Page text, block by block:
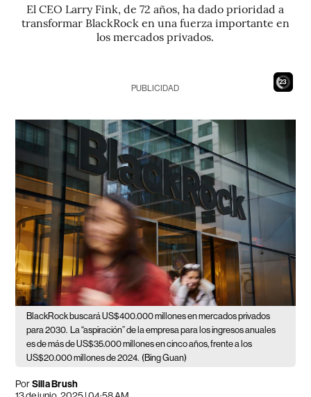
El CEO Larry Fink, de 72 años, ha dado prioridad a
transformar BlackRock en una fuerza importante en
los mercados privados.
21
PUBLICIDAD
BlackRock buscará US$400.000 millones en mercados privados
para 2030. La “aspiración” de la empresa para los ingresos anuales
es de más de US$35.000 millones en cinco años, frente a los
US$20.000 millones de 2024. (Bing Guan)
PorSilla Brush